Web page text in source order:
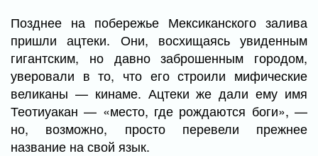
Позднее на побережье Мексиканского залива
пришли ацтеки. Они, восхищаясь увиденным
гигантским, но давно заброшенным городом,
уверовали в то, что его строили мифические
великаны — кинаме. Ацтеки же дали ему имя
Теотиуакан — «место, где рождаются боги», —
но, возможно, просто перевели прежнее
название на свой язык.